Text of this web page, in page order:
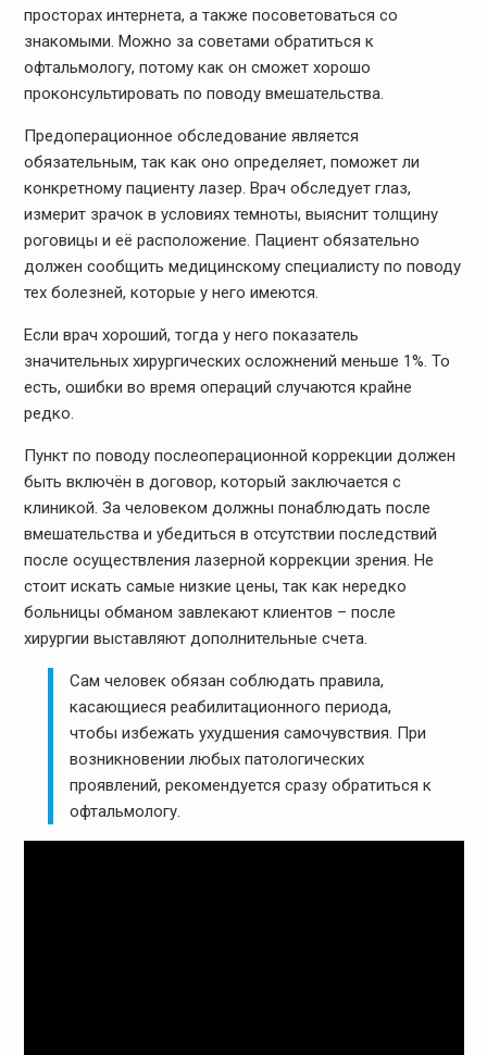
просторах интернета, а также посоветоваться со
знакомыми. Можно за советами обратиться к
офтальмологу, потому как он сможет хорошо
проконсультировать по поводу вмешательства.
Предоперационное обследование является
обязательным, так как оно определяет, поможет ли
конкретному пациенту лазер. Врач обследует глаз,
измерит зрачок в условиях темноты, выяснит толщину
роговицы и её расположение. Пациент обязательно
должен сообщить медицинскому специалисту по поводу
тех болезней, которые у него имеются.
Если врач хороший, тогда у него показатель
значительных хирургических осложнений меньше 1%. То
есть, ошибки во время операций случаются крайне
редко.
Пункт по поводу послеоперационной коррекции должен
быть включён в договор, который заключается с
клиникой. За человеком должны понаблюдать после
вмешательства и убедиться в отсутствии последствий
после осуществления лазерной коррекции зрения. Не
стоит искать самые низкие цены, так как нередко
больницы обманом завлекают клиентов – после
хирургии выставляют дополнительные счета.
Сам человек обязан соблюдать правила,
касающиеся реабилитационного периода,
чтобы избежать ухудшения самочувствия. При
возникновении любых патологических
проявлений, рекомендуется сразу обратиться к
офтальмологу.